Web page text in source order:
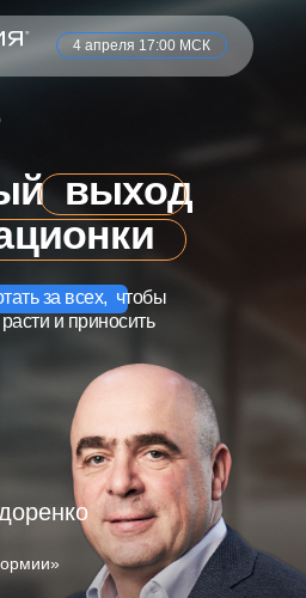
выход
за всех, чтобы
и приносить
4 апреля 17:00 МСК
получите подарок
ниже и нажмите